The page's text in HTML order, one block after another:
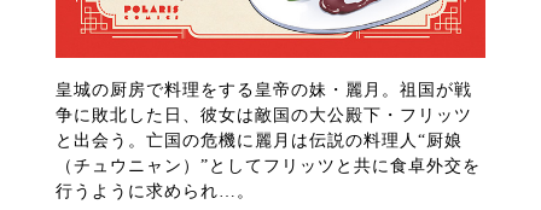
皇城の厨房で料理をする皇帝の妹・麗月。祖国が戦
争に敗北した日、彼女は敵国の大公殿下・フリッツ
と出会う。亡国の危機に麗月は伝説の料理人“厨娘
（チュウニャン）”としてフリッツと共に食卓外交を
行うように求められ…。